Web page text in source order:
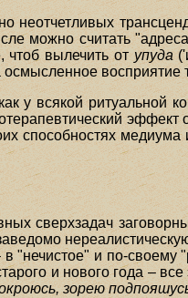
неотчетливых
можно считать
чтоб вылечить от упуда
осмысленное
у всякой
способностях
сверхзадач
"нечистое" и по-своему
и нового года –
зорею